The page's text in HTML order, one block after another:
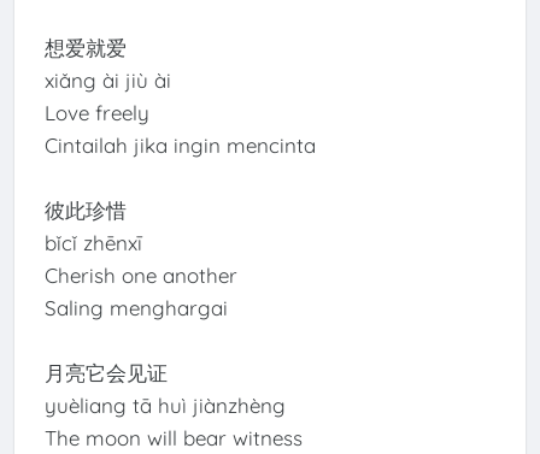
想爱就爱
xiǎng ài jiù ài
Love freely
Cintailah jika ingin mencinta
彼此珍惜
bǐcǐ zhēnxī
Cherish one another
Saling menghargai
月亮它会见证
yuèliang tā huì jiànzhèng
The moon will bear witness